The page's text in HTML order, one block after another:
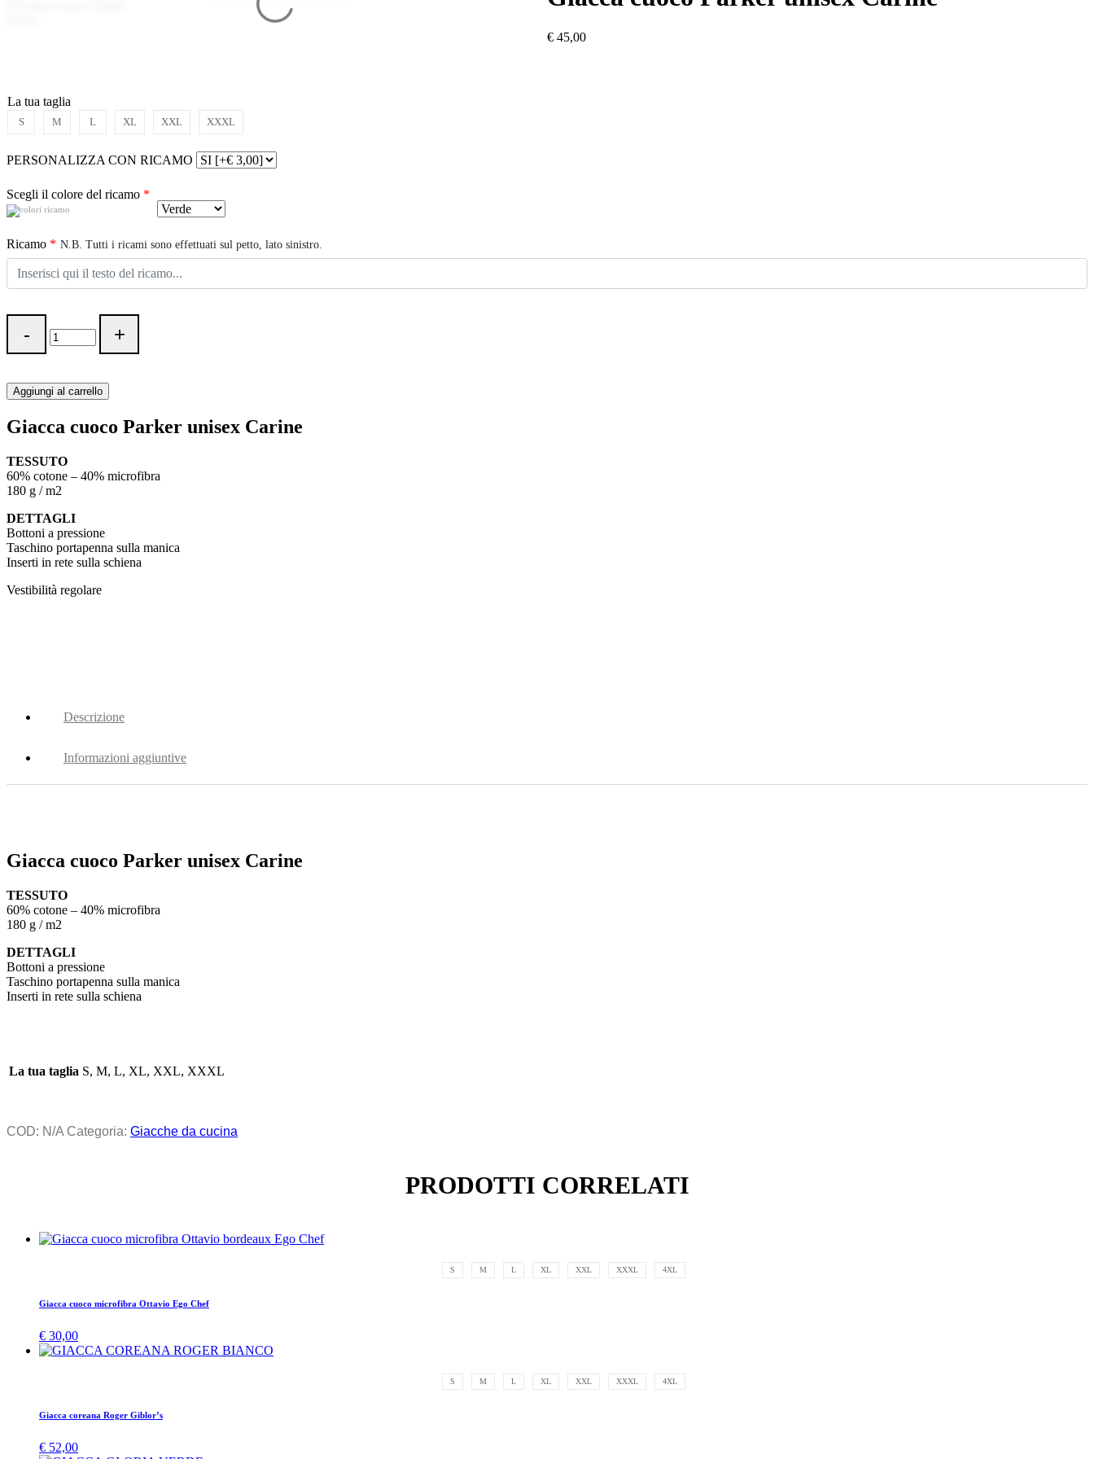
€ 45,00
La tua taglia
S M L XL XXL XXXL
PERSONALIZZA CON RICAMO
Scegli il colore del ricamo *
Ricamo * N.B. Tutti i ricami sono effettuati sul petto, lato sinistro.
Aggiungi al carrello
Giacca cuoco Parker unisex Carine
TESSUTO
60% cotone – 40% microfibra
180 g / m2
DETTAGLI
Bottoni a pressione
Taschino portapenna sulla manica
Inserti in rete sulla schiena
Vestibilità regolare
Descrizione
Informazioni aggiuntive
Giacca cuoco Parker unisex Carine
TESSUTO
60% cotone – 40% microfibra
180 g / m2
DETTAGLI
Bottoni a pressione
Taschino portapenna sulla manica
Inserti in rete sulla schiena
La tua taglia S, M, L, XL, XXL, XXXL
COD: N/A Categoria: Giacche da cucina
PRODOTTI CORRELATI
S M L XL XXL XXXL 4XL
Giacca cuoco microfibra Ottavio Ego Chef
€ 30,00
S M L XL XXL XXXL 4XL
Giacca coreana Roger Giblor’s
€ 52,00